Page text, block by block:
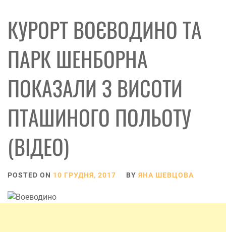
КУРОРТ ВОЄВОДИНО ТА
ПАРК ШЕНБОРНА
ПОКАЗАЛИ З ВИСОТИ
ПТАШИНОГО ПОЛЬОТУ
(ВІДЕО)
POSTED ON 10 ГРУДНЯ, 2017 BY ЯНА ШЕВЦОВА